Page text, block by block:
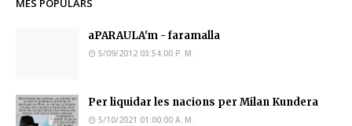
aPARAULA'm - faramalla
5/09/2012 03:54:00 P. M.
Per liquidar les nacions per Milan Kundera
5/10/2021 01:00:00 A. M.